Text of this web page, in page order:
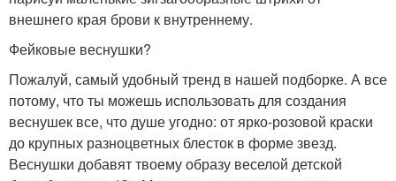
внешнего края брови к внутреннему.
Фейковые веснушки?
Пожалуй, самый удобный тренд в нашей подборке. А все
потому, что ты можешь использовать для создания
веснушек все, что душе угодно: от ярко-розовой краски
до крупных разноцветных блесток в форме звезд.
Веснушки добавят твоему образу веселой детской